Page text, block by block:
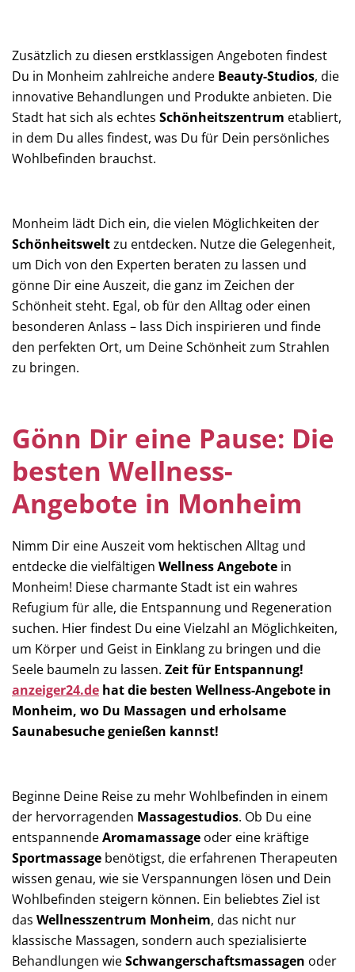
Zusätzlich zu diesen erstklassigen Angeboten findest
Du in Monheim zahlreiche andere Beauty-Studios, die
innovative Behandlungen und Produkte anbieten. Die
Stadt hat sich als echtes Schönheitszentrum etabliert,
in dem Du alles findest, was Du für Dein persönliches
Wohlbefinden brauchst.
Monheim lädt Dich ein, die vielen Möglichkeiten der
Schönheitsweltzu entdecken. Nutze die Gelegenheit,
um Dich von den Experten beraten zu lassen und
gönne Dir eine Auszeit, die ganz im Zeichen der
Schönheit steht. Egal, ob für den Alltag oder einen
besonderen Anlass – lass Dich inspirieren und finde
den perfekten Ort, um Deine Schönheit zum Strahlen
zu bringen.
Gönn Dir eine Pause: Die
besten Wellness-
Angebote in Monheim
Nimm Dir eine Auszeit vom hektischen Alltag und
entdecke die vielfältigen Wellness Angebote in
Monheim! Diese charmante Stadt ist ein wahres
Refugium für alle, die Entspannung und Regeneration
suchen. Hier findest Du eine Vielzahl an Möglichkeiten,
um Körper und Geist in Einklang zu bringen und die
Seele baumeln zu lassen. Zeit für Entspannung!
anzeiger24.de hat die besten Wellness-Angebote in
Monheim, wo Du Massagen und erholsame
Saunabesuche genießen kannst!
Beginne Deine Reise zu mehr Wohlbefinden in einem
der hervorragenden Massagestudios. Ob Du eine
entspannendeAromamassage oder eine kräftige
Sportmassage benötigst, die erfahrenen Therapeuten
wissen genau, wie sie Verspannungen lösen und Dein
Wohlbefinden steigern können. Ein beliebtes Ziel ist
das Wellnesszentrum Monheim, das nicht nur
klassische Massagen, sondern auch spezialisierte
Behandlungen wieSchwangerschaftsmassagen oder